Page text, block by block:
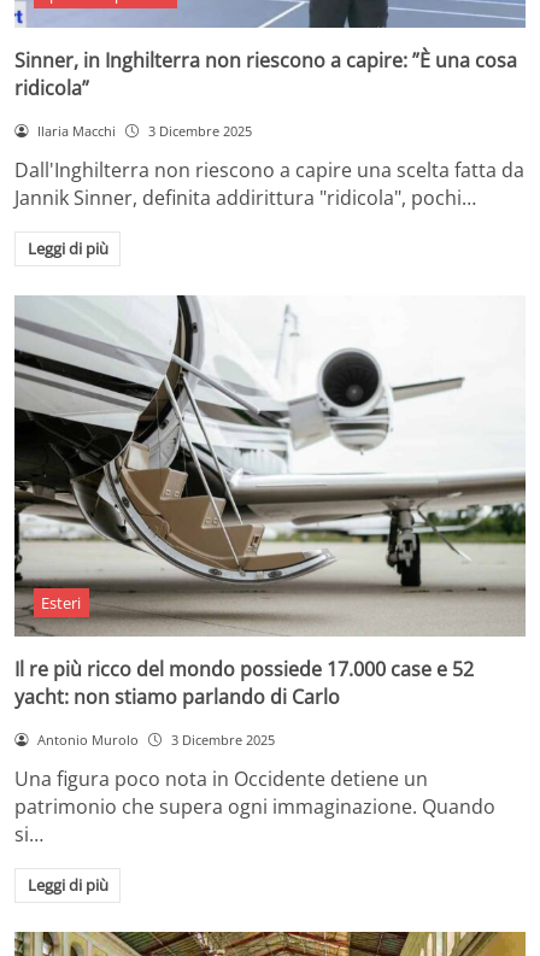
Sinner, in Inghilterra non riescono a capire: ”È una cosa
ridicola”
Ilaria Macchi 3 Dicembre 2025
Dall'Inghilterra non riescono a capire una scelta fatta da
Jannik Sinner, definita addirittura "ridicola", pochi…
Leggi di più
Esteri
Il re più ricco del mondo possiede 17.000 case e 52
yacht: non stiamo parlando di Carlo
Antonio Murolo 3 Dicembre 2025
Una figura poco nota in Occidente detiene un
patrimonio che supera ogni immaginazione. Quando
si…
Leggi di più